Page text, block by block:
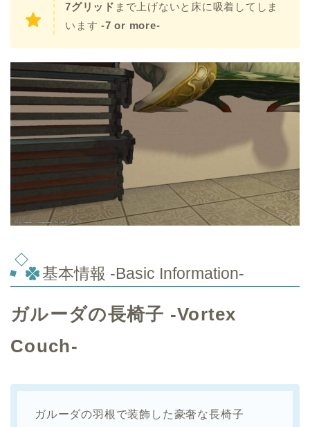
7グリッド まで上げないと床に吸着してしま
います-7 or more-
基本情報 -Basic Information-
ガルーダの長椅子 -Vortex
Couch-
ガルーダの羽根で装飾した豪奢な長椅子